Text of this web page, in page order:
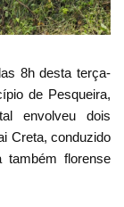
8h desta terça-
de Pesqueira,
envolveu dois
Creta, conduzido
também florense